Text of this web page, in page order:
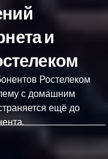
и
Ростелеком
с домашним
ещё до